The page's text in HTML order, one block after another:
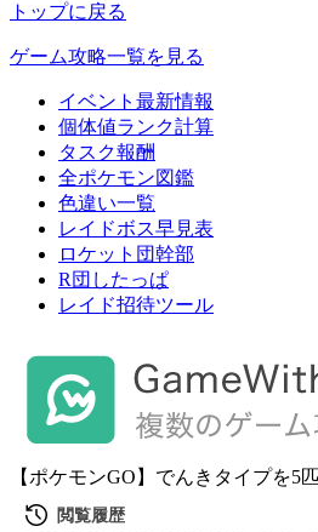
トップに戻る
ゲーム攻略一覧を見る
イベント最新情報
個体値ランク計算
タスク報酬
全ポケモン図鑑
色違い一覧
レイドボス早見表
ロケット団幹部
R団したっぱ
レイド招待ツール
【ポケモンGO】でんきタイプを5